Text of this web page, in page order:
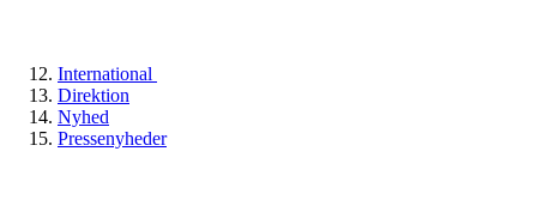
International
Direktion
Nyhed
Pressenyheder